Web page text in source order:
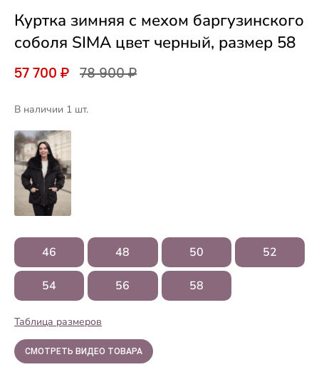
Куртка зимняя с мехом баргузинского
соболя SIMA цвет черный, размер 58
57 700 ₽ 78 900 ₽
В наличии 1 шт.
46 48 50 52
54 56 58
Таблица размеров
СМОТРЕТЬ ВИДЕО ТОВАРА